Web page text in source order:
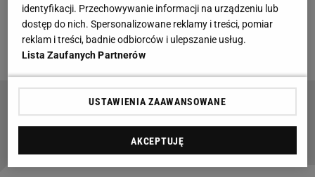
granie młodymi zawodnikami i walkę o dodatkowe
punkty w klasyfikacji Pro Junior System - a tym
samym większą wypłatę dla klubu za lepszy
Goncalo Feio zabrał głos ws. swojej przyszłości
identyfikacji. Przechowywanie informacji na urządzeniu lub
dostęp do nich. Spersonalizowane reklamy i treści, pomiar
reklam i treści, badnie odbiorców i ulepszanie usług.
Lista Zaufanych Partnerów
USTAWIENIA ZAAWANSOWANE
AKCEPTUJĘ